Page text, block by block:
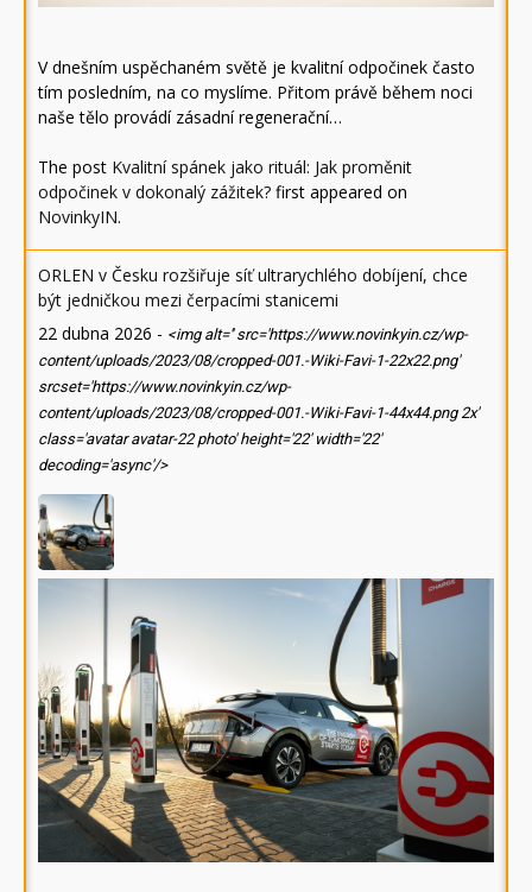
V dnešním uspěchaném světě je kvalitní odpočinek často
tím posledním, na co myslíme. Přitom právě během noci
naše tělo provádí zásadní regenerační…
The post Kvalitní spánek jako rituál: Jak proměnit
odpočinek v dokonalý zážitek? first appeared on
NovinkyIN.
ORLEN v Česku rozšiřuje síť ultrarychlého dobíjení, chce
být jedničkou mezi čerpacími stanicemi
22 dubna 2026 - <img alt='' src='https://www.novinkyin.cz/wp-
content/uploads/2023/08/cropped-001.-Wiki-Favi-1-22x22.png'
srcset='https://www.novinkyin.cz/wp-
content/uploads/2023/08/cropped-001.-Wiki-Favi-1-44x44.png 2x'
class='avatar avatar-22 photo' height='22' width='22'
decoding='async'/>